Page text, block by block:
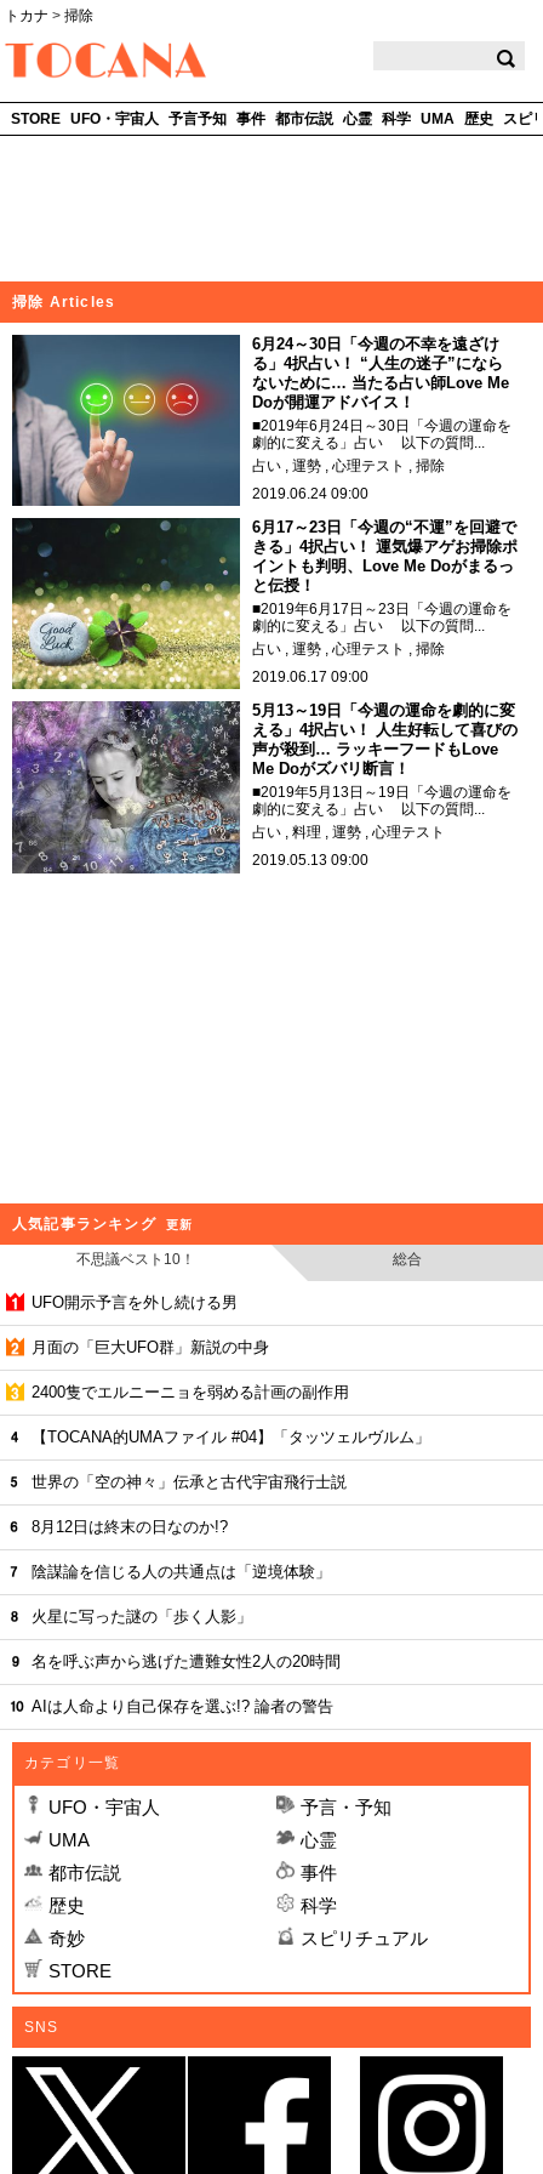
トカナ > 掃除
STORE UFO・宇宙人 予言予知 事件 都市伝説 心霊 科学 UMA 歴史 スピ
掃除 Articles
6月24～30日「今週の不幸を遠ざけ
る」4択占い！ “人生の迷子”になら
ないために… 当たる占い師Love Me
Doが開運アドバイス！
■2019年6月24日～30日「今週の運命を
劇的に変える」占い 以下の質問...
占い
運勢 心理テスト
掃除
2019.06.24 09:00
6月17～23日「今週の“不運”を回避で
きる」4択占い！ 運気爆アゲお掃除ポ
イントも判明、Love Me Doがまるっ
と伝授！
■2019年6月17日～23日「今週の運命を
劇的に変える」占い 以下の質問...
占い
運勢 心理テスト
掃除
2019.06.17 09:00
5月13～19日「今週の運命を劇的に変
える」4択占い！ 人生好転して喜びの
声が殺到… ラッキーフードもLove
Me Doがズバリ断言！
■2019年5月13日～19日「今週の運命を
劇的に変える」占い 以下の質問...
占い
料理 運勢
心理テスト
2019.05.13 09:00
人気記事ランキング 更新
不思議ベスト10！ 総合
UFO開示予言を外し続ける男
月面の「巨大UFO群」新説の中身
2400隻でエルニーニョを弱める計画の副作用
【TOCANA的UMAファイル #04】「タッツェルヴルム」
世界の「空の神々」伝承と古代宇宙飛行士説
8月12日は終末の日なのか!?
陰謀論を信じる人の共通点は「逆境体験」
火星に写った謎の「歩く人影」
名を呼ぶ声から逃げた遭難女性2人の20時間
AIは人命より自己保存を選ぶ!? 論者の警告
カテゴリ一覧
UFO・宇宙人
予言・予知
UMA
心霊
都市伝説
事件
歴史
科学
奇妙
スピリチュアル
STORE
SNS